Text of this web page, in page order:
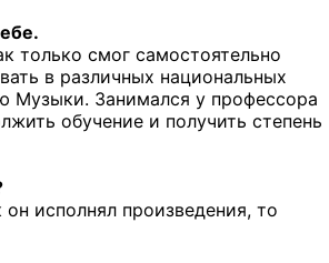
только смог самостоятельно
в различных национальных
Музыки. Занимался у профессора
обучение и получить степень
исполнял произведения, то